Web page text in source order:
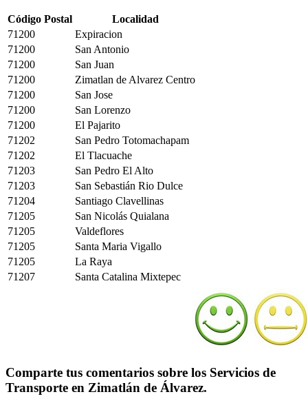
Código Postal
Localidad
71200
Expiracion
71200
San Antonio
71200
San Juan
71200
Zimatlan de Alvarez Centro
71200
San Jose
71200
San Lorenzo
71200
El Pajarito
71202
San Pedro Totomachapam
71202
El Tlacuache
71203
San Pedro El Alto
71203
San Sebastián Rio Dulce
71204
Santiago Clavellinas
71205
San Nicolás Quialana
71205
Valdeflores
71205
Santa Maria Vigallo
71205
La Raya
71207
Santa Catalina Mixtepec
Comparte tus comentarios sobre los Servicios de
Transporte en Zimatlán de Álvarez.